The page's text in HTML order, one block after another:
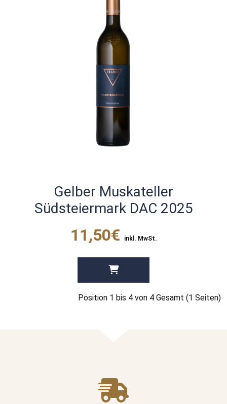
Gelber Muskateller
Südsteiermark DAC 2025
11,50€ inkl. MwSt.
Position 1 bis 4 von 4 Gesamt (1 Seiten)